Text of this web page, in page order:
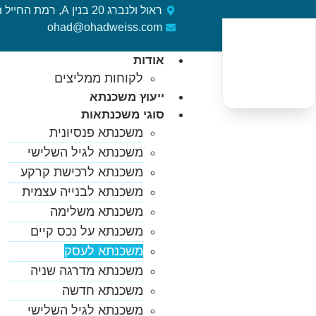
ראול ולנברג 20 בנין A, רמת החייל ת"א
ohad@ohadweiss.com
אודות
לקוחות ממליצים
ייעוץ משכנתא
סוגי משכנתאות
משכנתא פנסיונית
משכנתא לגיל השלישי
משכנתא לרכישת קרקע
משכנתא לבנייה עצמית
משכנתא משלימה
משכנתא על נכס קיים
משכנתא לעסק
משכנתא מדרגה שניה
משכנתא חדשה
משכנתא לגיל השלישי